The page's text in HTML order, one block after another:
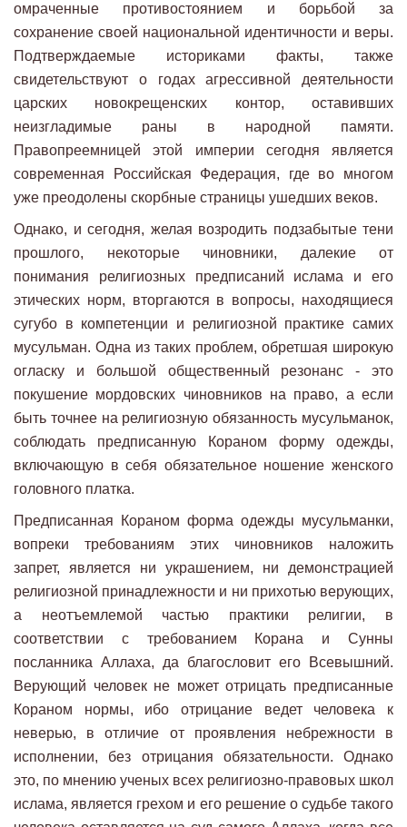
омраченные противостоянием и борьбой за
сохранение своей национальной идентичности и веры.
Подтверждаемые историками факты, также
свидетельствуют о годах агрессивной деятельности
царских новокрещенских контор, оставивших
неизгладимые раны в народной памяти.
Правопреемницей этой империи сегодня является
современная Российская Федерация, где во многом
уже преодолены скорбные страницы ушедших веков.
Однако, и сегодня, желая возродить подзабытые тени
прошлого, некоторые чиновники, далекие от
понимания религиозных предписаний ислама и его
этических норм, вторгаются в вопросы, находящиеся
сугубо в компетенции и религиозной практике самих
мусульман. Одна из таких проблем, обретшая широкую
огласку и большой общественный резонанс - это
покушение мордовских чиновников на право, а если
быть точнее на религиозную обязанность мусульманок,
соблюдать предписанную Кораном форму одежды,
включающую в себя обязательное ношение женского
головного платка.
Предписанная Кораном форма одежды мусульманки,
вопреки требованиям этих чиновников наложить
запрет, является ни украшением, ни демонстрацией
религиозной принадлежности и ни прихотью верующих,
а неотъемлемой частью практики религии, в
соответствии с требованием Корана и Сунны
посланника Аллаха, да благословит его Всевышний.
Верующий человек не может отрицать предписанные
Кораном нормы, ибо отрицание ведет человека к
неверью, в отличие от проявления небрежности в
исполнении, без отрицания обязательности. Однако
это, по мнению ученых всех религиозно-правовых школ
ислама, является грехом и его решение о судьбе такого